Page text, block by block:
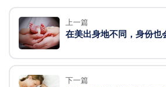
上一篇
在美出身地不同，身份也
下一篇